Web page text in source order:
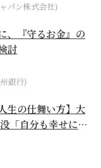
パン株式会社)
、『守るお金』の
討
銀行)
生の仕舞い方】大
「自分も幸せにな